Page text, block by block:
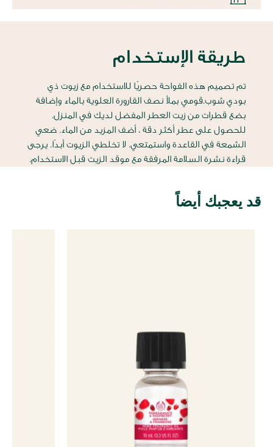
طريقة الإستخدام
تم تصميم هذه الفواحة حصريًا للاستخدام مع زيوت ذي
بودي شوب.قومي بملأ نصف القارورة العلوية بالماء وإضافة
بضع قطرات من زيت العطر المفضل لديك في المنزل.
للحصول على عطر أكثر دقة ، أضف المزيد من الماء. ضعي
الشمعة في القاعدة واستمتعي. لا تخلطي الزيوت أبدًا. يرجى
قراءة نشرة السلامة المرفقة مع موقد الزيت قبل الاستخدام.
قد يعجبك أيضاً